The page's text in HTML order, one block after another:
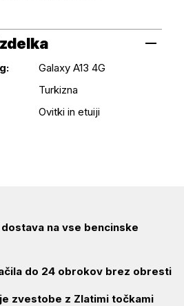
Galaxy A13 4G
Turkizna
Ovitki in etuiji
na vse bencinske
do 24 obrokov brez obresti
zvestobe z Zlatimi točkami